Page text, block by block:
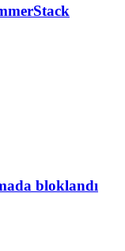
bloklandı